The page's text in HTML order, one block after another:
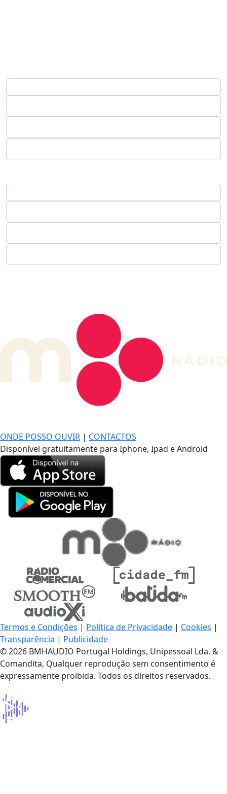
ONDE POSSO OUVIR | CONTACTOS
Disponível gratuitamente para Iphone, Ipad e Android
Termos e Condições | Política de Privacidade | Cookies |
Transparência | Publicidade
© 2026 BMHAUDIO Portugal Holdings, Unipessoal Lda. &
Comandita, Qualquer reprodução sem consentimento é
expressamente proibida. Todos os direitos reservados.